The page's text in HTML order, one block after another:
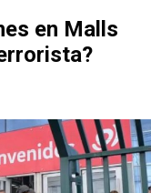
en Malls